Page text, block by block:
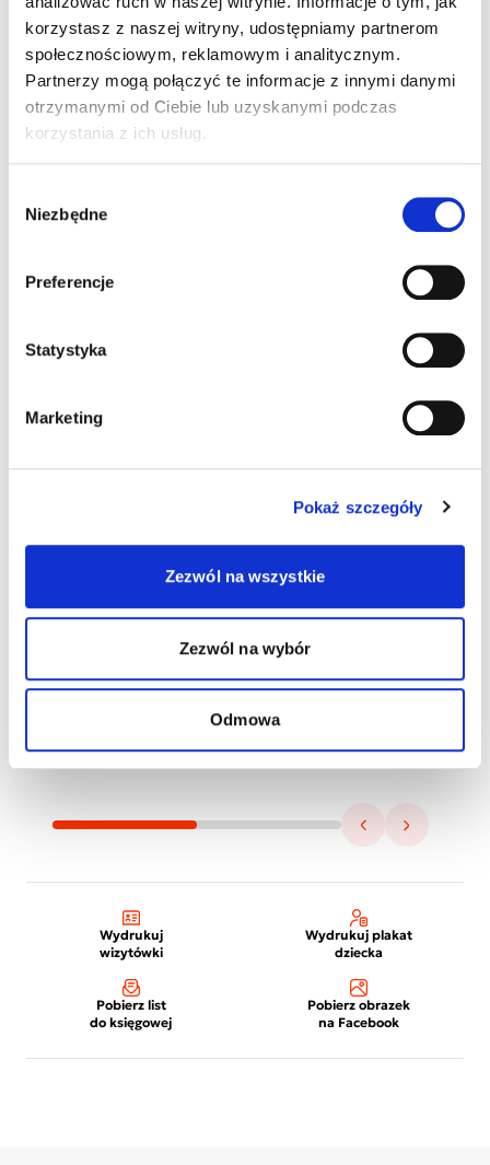
korzystasz z naszej witryny, udostępniamy partnerom
społecznościowym, reklamowym i analitycznym.
Partnerzy mogą połączyć te informacje z innymi danymi
otrzymanymi od Ciebie lub uzyskanymi podczas
korzystania z ich usług.
zgody
Niezbędne
Preferencje
Statystyka
Marketing
Pokaż szczegóły
Zezwól na wszystkie
Zezwól na wybór
Odmowa
terapeutycznych i robić kolejne postępy. Każda
złotówka to uśmiech Dominika i szansa na jego
lepszą przyszłość. Razem możemy pomóc mu
odkrywać świat pełen nadziei i możliwości.
Dziękujemy za każde wsparcie!
Wydrukuj
wizytówki
Wydrukuj plakat
dziecka
Pobierz list
do księgowej
Pobierz obrazek
na Facebook